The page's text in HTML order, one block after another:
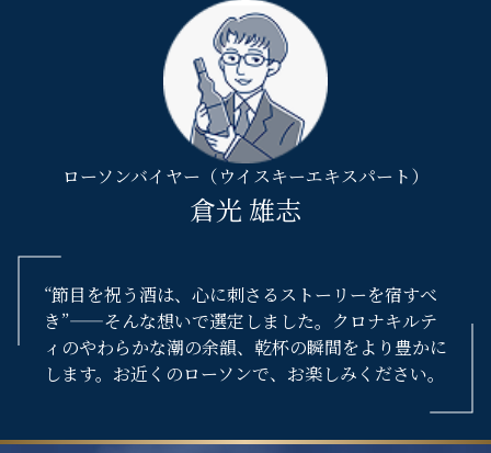
ローソンバイヤー（ウイスキーエキスパート）
倉光 雄志
“節目を祝う酒は、心に刺さるストーリーを宿すべ
き”——そんな想いで選定しました。クロナキルテ
ィのやわらかな潮の余韻、乾杯の瞬間をより豊かに
します。お近くのローソンで、お楽しみください。